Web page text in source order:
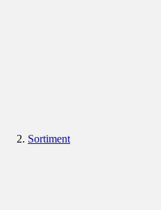
Sortiment